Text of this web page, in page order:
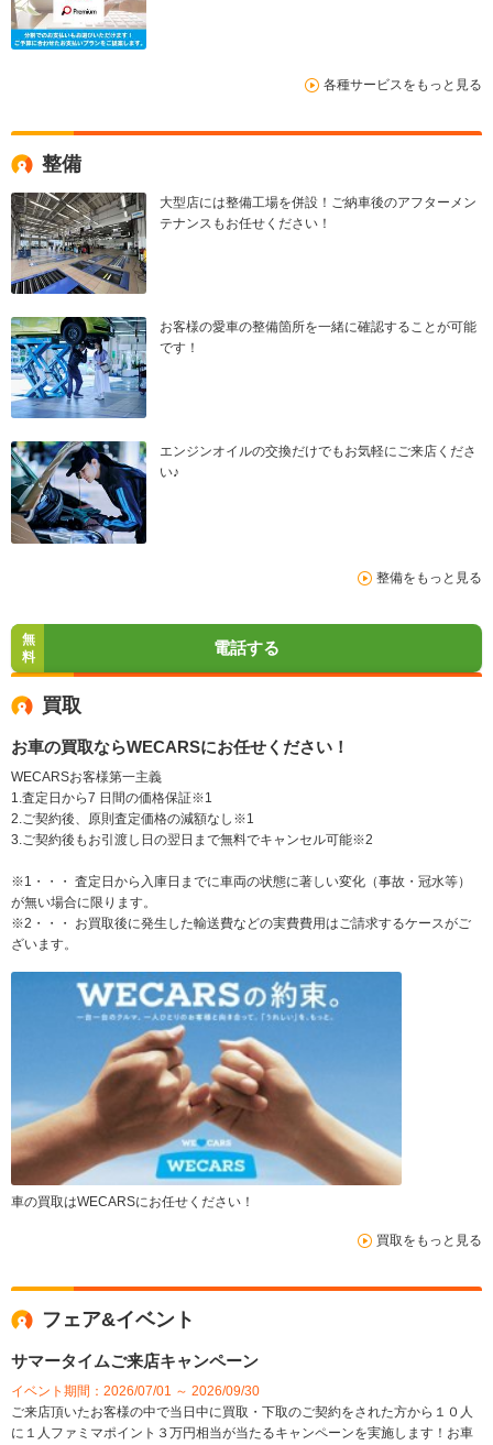
各種サービスをもっと見る
整備
大型店には整備工場を併設！ご納車後のアフターメン
テナンスもお任せください！
お客様の愛車の整備箇所を一緒に確認することが可能
です！
エンジンオイルの交換だけでもお気軽にご来店くださ
い♪
整備をもっと見る
無
料
電話する
買取
お車の買取ならWECARSにお任せください！
WECARSお客様第一主義
1.査定日から7 日間の価格保証※1
2.ご契約後、原則査定価格の減額なし※1
3.ご契約後もお引渡し日の翌日まで無料でキャンセル可能※2
※1・・・ 査定日から入庫日までに車両の状態に著しい変化（事故・冠水等）
が無い場合に限ります。
※2・・・ お買取後に発生した輸送費などの実費費用はご請求するケースがご
ざいます。
車の買取はWECARSにお任せください！
買取をもっと見る
フェア&イベント
サマータイムご来店キャンペーン
イベント期間：2026/07/01 ～ 2026/09/30
ご来店頂いたお客様の中で当日中に買取・下取のご契約をされた方から１０人
に１人ファミマポイント３万円相当が当たるキャンペーンを実施します！お車